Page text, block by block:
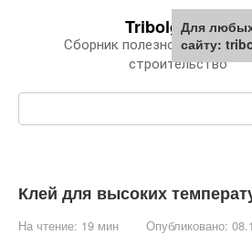
Tribolgarki.ru
Сборник полезной
строительство
Клей для высоких
На чтение: 19 мин Опубликовано:
Для
сайту: